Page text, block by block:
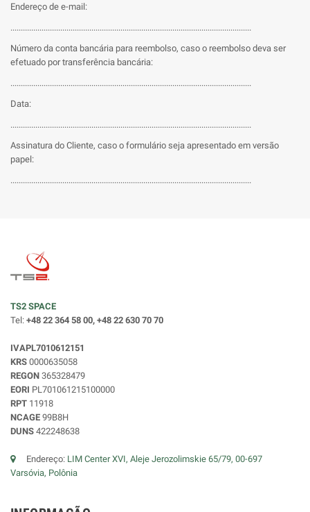
Endereço de e-mail:
....................................................................................................................
Número da conta bancária para reembolso, caso o reembolso deva ser
efetuado por transferência bancária:
....................................................................................................................
Data:
....................................................................................................................
Assinatura do Cliente, caso o formulário seja apresentado em versão
papel:
....................................................................................................................
TS2 SPACE
Tel: +48 22 364 58 00, +48 22 630 70 70
IVAPL7010612151
KRS 0000635058
REGON 365328479
EORI PL701061215100000
RPT 11918
NCAGE 99B8H
DUNS 422248638
Endereço: LIM Center XVI, Aleje Jerozolimskie 65/79, 00-697
Varsóvia, Polônia